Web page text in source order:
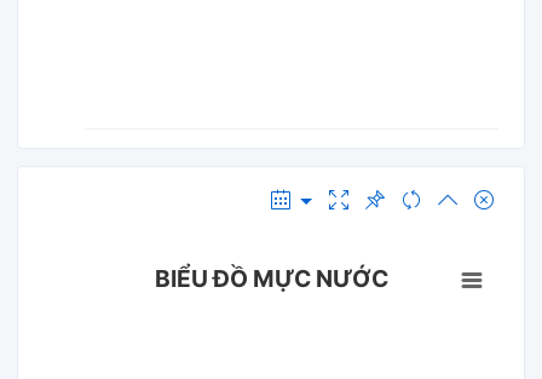
BIỂU ĐỒ MỰC NƯỚC